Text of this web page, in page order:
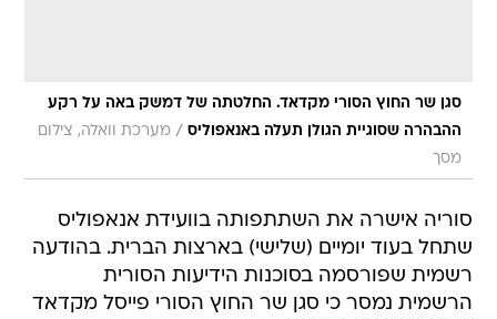
סגן שר החוץ הסורי מקדאד. החלטתה של דמשק באה על רקע
ההבהרה שסוגיית הגולן תעלה באנאפוליס / מערכת וואלה, צילום
מסך
סוריה אישרה את השתתפותה בוועידת אנאפוליס
שתחל בעוד יומיים (שלישי) בארצות הברית. בהודעה
רשמית שפורסמה בסוכנות הידיעות הסורית
הרשמית נמסר כי סגן שר החוץ הסורי פייסל מקדאד